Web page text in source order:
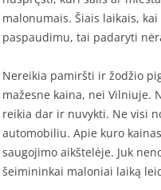
malonumais. Šiais laikais,
paspaudimu, tai padaryti
Nereikia pamiršti ir žodžio
mažesne kaina, nei Vilniuje.
reikia dar ir nuvykti. Ne visi
automobiliu. Apie kuro
saugojimo aikštelėje. Juk
šeimininkai maloniai laiką